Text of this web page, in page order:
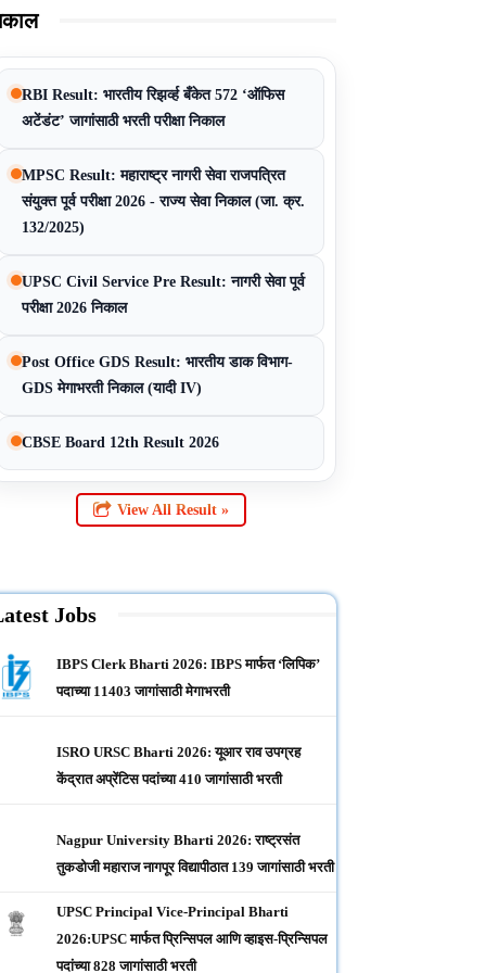
RBI Result: भारतीय रिझर्व्ह बँकेत 572 ‘ऑफिस
अटेंडंट’ जागांसाठी भरती परीक्षा निकाल
MPSC Result: महाराष्ट्र नागरी सेवा राजपत्रित
संयुक्त पूर्व परीक्षा 2026 - राज्य सेवा निकाल (जा. क्र.
132/2025)
UPSC Civil Service Pre Result: नागरी सेवा पूर्व
परीक्षा 2026 निकाल
Post Office GDS Result: भारतीय डाक विभाग-
GDS मेगाभरती निकाल (यादी IV)
CBSE Board 12th Result 2026
View All Result »
Jobs
IBPS Clerk Bharti 2026: IBPS मार्फत ‘लिपिक’
पदाच्या 11403 जागांसाठी मेगाभरती
ISRO URSC Bharti 2026: यूआर राव उपग्रह
केंद्रात अप्रेंटिस पदांच्या 410 जागांसाठी भरती
Nagpur University Bharti 2026: राष्ट्रसंत
तुकडोजी महाराज नागपूर विद्यापीठात 139 जागांसाठी भरती
UPSC Principal Vice-Principal Bharti
2026:UPSC मार्फत प्रिन्सिपल आणि व्हाइस-प्रिन्सिपल
पदांच्या 828 जागांसाठी भरती